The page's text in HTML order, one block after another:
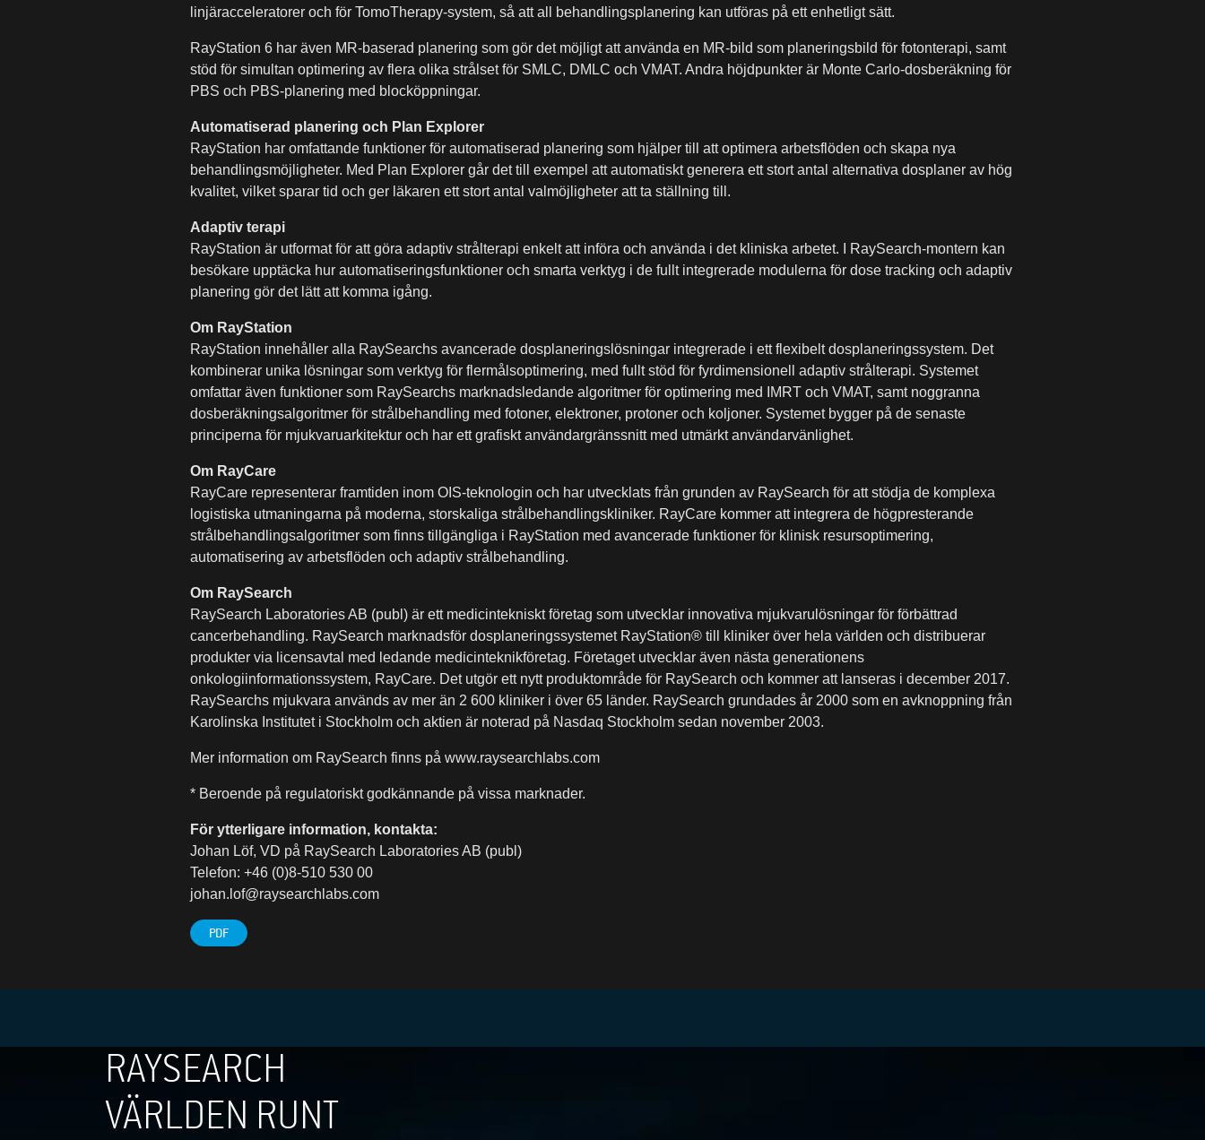
linjäracceleratorer och för TomoTherapy-system, så att all behandlingsplanering kan utföras på ett enhetligt sätt.
RayStation 6 har även MR-baserad planering som gör det möjligt att använda en MR-bild som planeringsbild för fotonterapi, samt
stöd för simultan optimering av flera olika strålset för SMLC, DMLC och VMAT. Andra höjdpunkter är Monte Carlo-dosberäkning för
PBS och PBS-planering med blocköppningar.
Automatiserad planering och Plan Explorer
RayStation har omfattande funktioner för automatiserad planering som hjälper till att optimera arbetsflöden och skapa nya
behandlingsmöjligheter. Med Plan Explorer går det till exempel att automatiskt generera ett stort antal alternativa dosplaner av hög
kvalitet, vilket sparar tid och ger läkaren ett stort antal valmöjligheter att ta ställning till.
Adaptiv terapi
RayStation är utformat för att göra adaptiv strålterapi enkelt att införa och använda i det kliniska arbetet. I RaySearch-montern kan
besökare upptäcka hur automatiseringsfunktioner och smarta verktyg i de fullt integrerade modulerna för dose tracking och adaptiv
planering gör det lätt att komma igång.
Om RayStation
RayStation innehåller alla RaySearchs avancerade dosplaneringslösningar integrerade i ett flexibelt dosplaneringssystem. Det
kombinerar unika lösningar som verktyg för flermålsoptimering, med fullt stöd för fyrdimensionell adaptiv strålterapi. Systemet
omfattar även funktioner som RaySearchs marknadsledande algoritmer för optimering med IMRT och VMAT, samt noggranna
dosberäkningsalgoritmer för strålbehandling med fotoner, elektroner, protoner och koljoner. Systemet bygger på de senaste
principerna för mjukvaruarkitektur och har ett grafiskt användargränssnitt med utmärkt användarvänlighet.
Om RayCare
RayCare representerar framtiden inom OIS-teknologin och har utvecklats från grunden av RaySearch för att stödja de komplexa
logistiska utmaningarna på moderna, storskaliga strålbehandlingskliniker. RayCare kommer att integrera de högpresterande
strålbehandlingsalgoritmer som finns tillgängliga i RayStation med avancerade funktioner för klinisk resursoptimering,
automatisering av arbetsflöden och adaptiv strålbehandling.
Om RaySearch
RaySearch Laboratories AB (publ) är ett medicintekniskt företag som utvecklar innovativa mjukvarulösningar för förbättrad
cancerbehandling. RaySearch marknadsför dosplaneringssystemet RayStation® till kliniker över hela världen och distribuerar
produkter via licensavtal med ledande medicinteknikföretag. Företaget utvecklar även nästa generationens
onkologiinformationssystem, RayCare. Det utgör ett nytt produktområde för RaySearch och kommer att lanseras i december 2017.
RaySearchs mjukvara används av mer än 2 600 kliniker i över 65 länder. RaySearch grundades år 2000 som en avknoppning från
Karolinska Institutet i Stockholm och aktien är noterad på Nasdaq Stockholm sedan november 2003.
Mer information om RaySearch finns på www.raysearchlabs.com
* Beroende på regulatoriskt godkännande på vissa marknader.
För ytterligare information, kontakta:
Johan Löf, VD på RaySearch Laboratories AB (publ)
Telefon: +46 (0)8-510 530 00
johan.lof@raysearchlabs.com
PDF
RAYSEARCH
VÄRLDEN RUNT